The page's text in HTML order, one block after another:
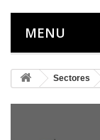
MENU
Sectores